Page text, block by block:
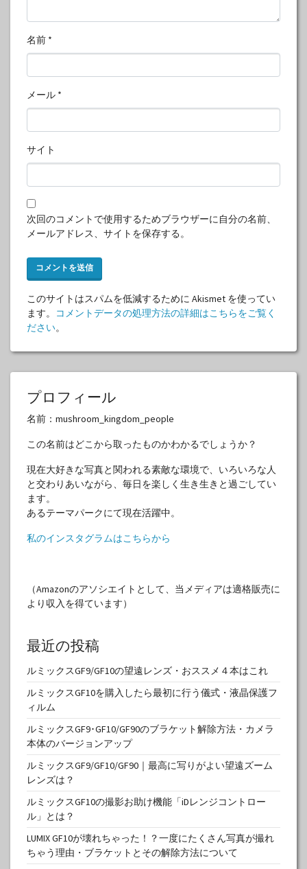
名前 *
メール *
サイト
次回のコメントで使用するためブラウザーに自分の名前、
メールアドレス、サイトを保存する。
このサイトはスパムを低減するために Akismet を使ってい
ます。
コメントデータの処理方法の詳細はこちらをご覧く
ださい。
プロフィール
名前：mushroom_kingdom_people
この名前はどこから取ったものかわかるでしょうか？
現在大好きな写真と関われる素敵な環境で、いろいろな人
と交わりあいながら、毎日を楽しく生き生きと過ごしてい
ます。
あるテーマパークにて現在活躍中。
私のインスタグラムはこちらから
（Amazonのアソシエイトとして、当メディアは適格販売に
より収入を得ています）
最近の投稿
ルミックスGF9/GF10の望遠レンズ・おススメ４本はこれ
ルミックスGF10を購入したら最初に行う儀式・液晶保護フ
ィルム
ルミックスGF9･GF10/GF90のブラケット解除方法・カメラ
本体のバージョンアップ
ルミックスGF9/GF10/GF90｜最高に写りがよい望遠ズーム
レンズは？
ルミックスGF10の撮影お助け機能「iDレンジコントロー
ル」とは？
LUMIX GF10が壊れちゃった！？一度にたくさん写真が撮れ
ちゃう理由・ブラケットとその解除方法について